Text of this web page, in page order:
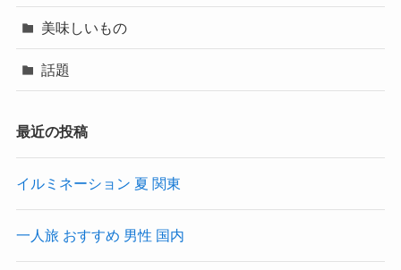
美味しいもの
話題
最近の投稿
イルミネーション 夏 関東
一人旅 おすすめ 男性 国内